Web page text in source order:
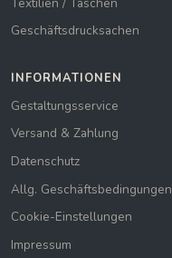
Geschäftsdrucksachen
INFORMATIONEN
Gestaltungsservice
Versand & Zahlung
Datenschutz
Allg. Geschäftsbedingungen
Cookie-Einstellungen
Impressum